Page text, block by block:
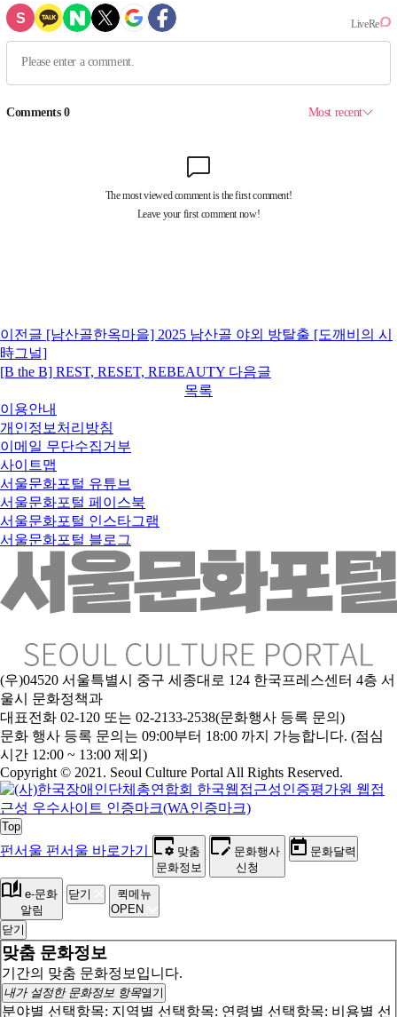
이전글 [남산골한옥마을] 2025 남산골 야외 방탈출 [도깨비의 시
時그널]
[B the B] REST, RESET, REBEAUTY 다음글
목록
이용안내
개인정보처리방침
이메일 무단수집거부
사이트맵
서울문화포털 유튜브
서울문화포털 페이스북
서울문화포털 인스타그램
서울문화포털 블로그
(우)04520 서울특별시 중구 세종대로 124 한국프레스센터 4층 서
울시 문화정책과
대표전화 02-120 또는 02-2133-2538(문화행사 등록 문의)
문화 행사 등록 문의는 09:00부터 18:00 까지 가능합니다. (점심
시간 12:00 ~ 13:00 제외)
Copyright © 2021. Seoul Culture Portal All Rights Reserved.
Top
펀서울 펀서울 바로가기
맞춤
문화정보
문화행사
신청
문화달력
e-문화
알림
닫기
퀵메뉴
OPEN
닫기
맞춤 문화정보
기간의 맞춤 문화정보입니다.
내가 설정한 문화정보 항목열기
분야별 선택항목: 지역별 선택항목: 연령별 선택항목: 비용별 선